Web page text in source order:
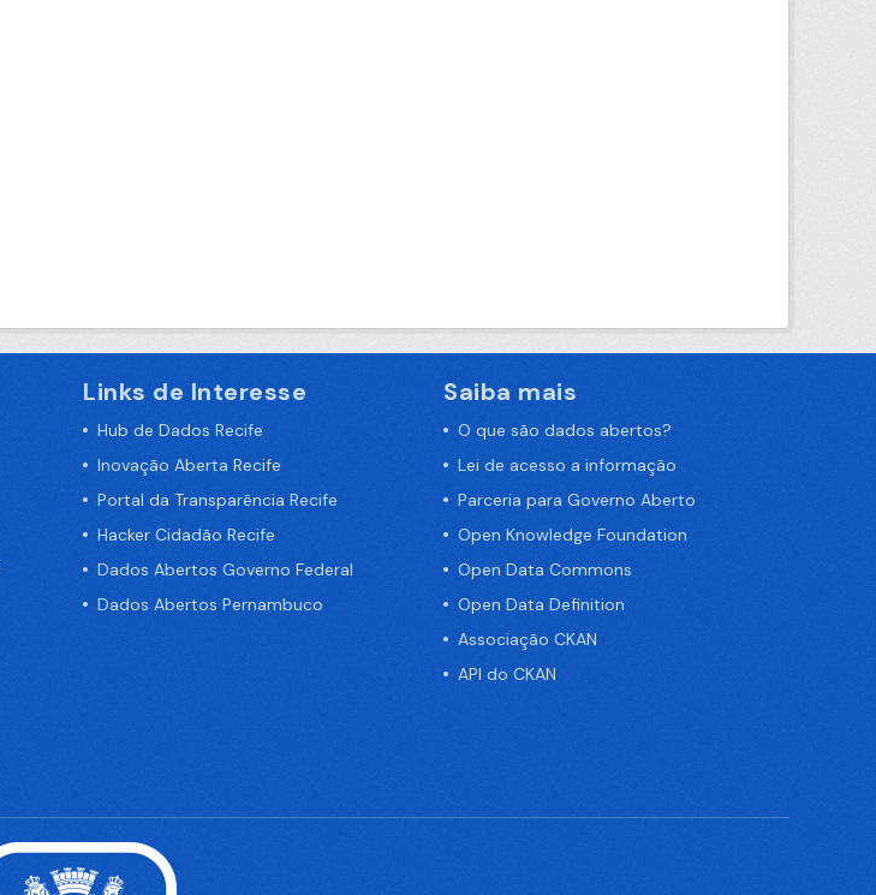
Links de Interesse
Hub de Dados Recife
Inovação Aberta Recife
Portal da Transparência Recife
Hacker Cidadão Recife
Dados Abertos Governo Federal
Dados Abertos Pernambuco
Saiba mais
O que são dados abertos?
Lei de acesso a informação
Parceria para Governo Aberto
Open Knowledge Foundation
Open Data Commons
Open Data Definition
Associação CKAN
API do CKAN